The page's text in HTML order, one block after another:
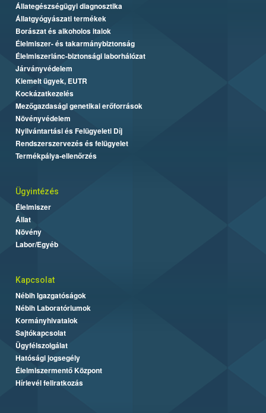
Állategészségügyi diagnosztika
Állatgyógyászati termékek
Borászat és alkoholos italok
Élelmiszer- és takarmánybiztonság
Élelmiszerlánc-biztonsági laborhálózat
Járványvédelem
Kiemelt ügyek, EUTR
Kockázatkezelés
Mezőgazdasági genetikai erőforrások
Növényvédelem
Nyilvántartási és Felügyeleti Díj
Rendszerszervezés és felügyelet
Termékpálya-ellenőrzés
Ügyintézés
Élelmiszer
Állat
Növény
Labor/Egyéb
Kapcsolat
Nébih Igazgatóságok
Nébih Laboratóriumok
Kormányhivatalok
Sajtókapcsolat
Ügyfélszolgálat
Hatósági jogsegély
Élelmiszermentő Központ
Hírlevél feliratkozás